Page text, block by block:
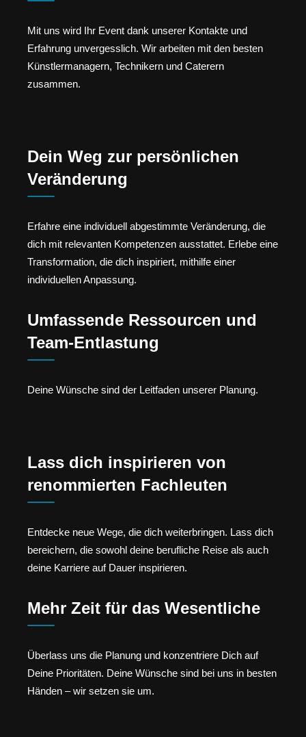
Mit uns wird Ihr Event dank unserer Kontakte und
Erfahrung unvergesslich. Wir arbeiten mit den besten
Künstlermanagern, Technikern und Caterern
zusammen.
Dein Weg zur persönlichen
Veränderung
Erfahre eine individuell abgestimmte Veränderung, die
dich mit relevanten Kompetenzen ausstattet. Erlebe eine
Transformation, die dich inspiriert, mithilfe einer
individuellen Anpassung.
Umfassende Ressourcen und
Team-Entlastung
Deine Wünsche sind der Leitfaden unserer Planung.
Lass dich inspirieren von
renommierten Fachleuten
Entdecke neue Wege, die dich weiterbringen. Lass dich
bereichern, die sowohl deine berufliche Reise als auch
deine Karriere auf Dauer inspirieren.
Mehr Zeit für das Wesentliche
Überlass uns die Planung und konzentriere Dich auf
Deine Prioritäten. Deine Wünsche sind bei uns in besten
Händen – wir setzen sie um.